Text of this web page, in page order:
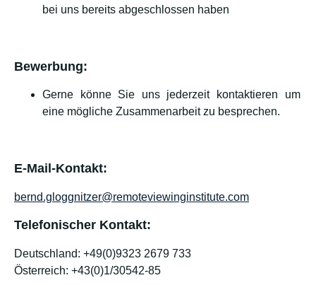
bei uns bereits abgeschlossen haben
Bewerbung:
Gerne könne Sie uns jederzeit kontaktieren um
eine mögliche Zusammenarbeit zu besprechen.
E-Mail-Kontakt:
bernd.gloggnitzer@remoteviewinginstitute.com
Telefonischer Kontakt:
Deutschland: +49(0)9323 2679 733
Österreich: +43(0)1/30542-85